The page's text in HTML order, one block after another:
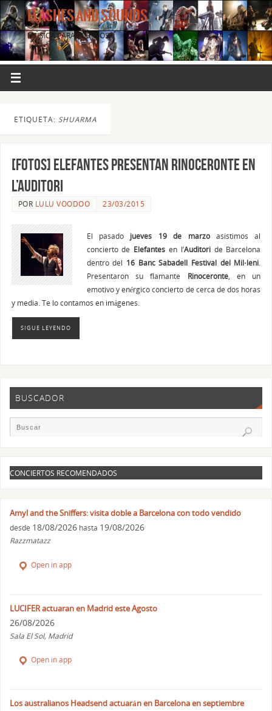
FLASHES AND SOUNDS
MÚSICA PARA LOS OJOS.
ETIQUETA: SHUARMA
[FOTOS] ELEFANTES presentan Rinoceronte en
l’Auditori
POR LULU VOODOO 23/03/2015
El pasado jueves 19 de marzoasistimos al
concierto de Elefantes en l’Auditoride Barcelona
dentro del 16 Banc Sabadell Festival del Mil·leni
Presentaron su flamante Rinoceronte, en un
emotivo y enérgico concierto de cerca de dos horas
y media. Te lo contamos en imágenes.
SIGUE LEYENDO
BUSCADOR
CONCIERTOS RECOMENDADOS
Amyl and the Sniffers: visita doble a Barcelona con todo vendido
desde 18/08/2026 hasta 19/08/2026
Razzmatazz
Open in app
LUCIFER actuaran en Madrid este Agosto
26/08/2026
Sala El Sol, Madrid
Open in app
Los australianos Headsend actuarán en Barcelona en septiembre